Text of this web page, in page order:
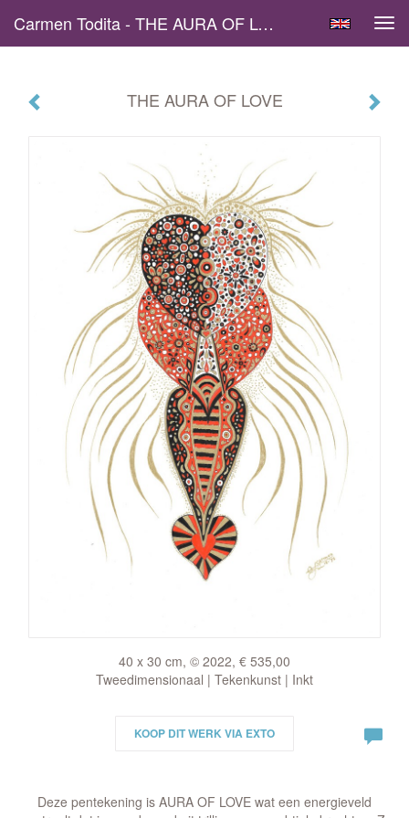
Carmen Todita - THE AURA OF LOVE
THE AURA OF LOVE
40 x 30 cm, © 2022, € 535,00
Tweedimensionaal | Tekenkunst | Inkt
KOOP DIT WERK VIA EXTO
Deze pentekening is AURA OF LOVE wat een energieveld